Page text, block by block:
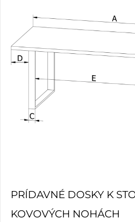
PRÍDAVNÉ DOSKY K
KOVOVÝCH NOHÁCH